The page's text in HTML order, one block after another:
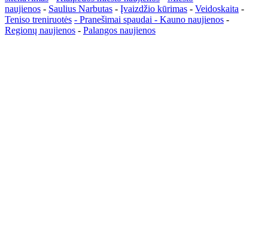
naujienos - Saulius Narbutas - Įvaizdžio kūrimas - Veidoskaita -
Teniso treniruotės - Pranešimai spaudai - Kauno naujienos -
Regionų naujienos - Palangos naujienos